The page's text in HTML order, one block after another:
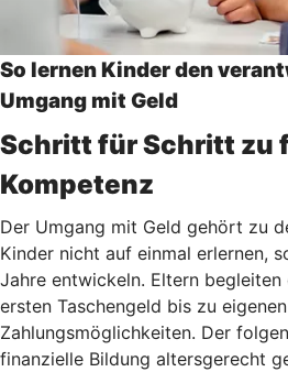
So lernen Kinder den
Umgang mit Geld
Schritt für Schritt zu
Kompetenz
Der Umgang mit Geld gehört zu
Kinder nicht auf einmal erlernen,
Jahre entwickeln. Eltern begleiten
ersten Taschengeld bis zu
Zahlungsmöglichkeiten. Der
finanzielle Bildung altersgerecht